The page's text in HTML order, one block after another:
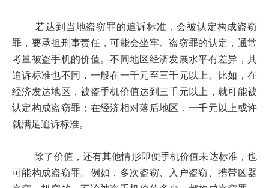
若达到当地盗窃罪的追诉标准，会被认定构成盗窃
罪，要承担刑事责任，可能会坐牢。盗窃罪的认定，通常
考量被盗手机的价值。不同地区经济发展水平有差异，其
追诉标准也不同，一般在一千元至三千元以上。比如，在
经济发达地区，被盗手机价值达到三千元以上，就可能被
认定构成盗窃罪；在经济相对落后地区，一千元以上或许
就满足追诉标准。
除了价值，还有其他情形即便手机价值未达标准，也
可能构成盗窃罪。例如，多次盗窃、入户盗窃、携带凶器